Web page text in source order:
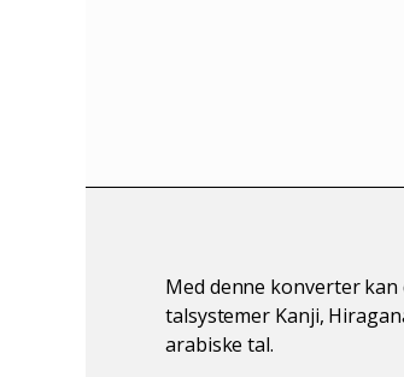
Med denne konverter kan
talsystemer Kanji,
arabiske tal.